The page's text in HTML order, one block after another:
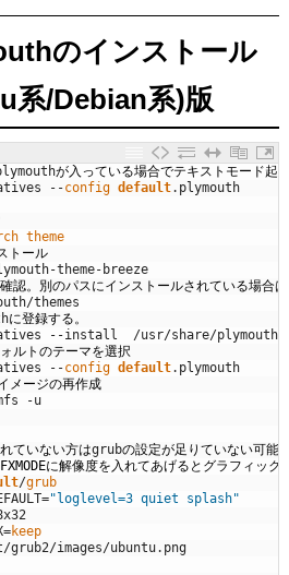
のインストール
系/Debian系)版
が入っている場合でテキストモード起
--config default. plymouth
theme
トール
-theme- breeze
認。別のパスにインストールされている場合
/themes
に登録する。
--install /usr/share/plymouth/
ルトのテーマを選択
--config default. plymouth
メージの再作成
-u
ていない方はgrubの設定が足りていない可能
に解像度を入れてあげるとグラフィッ
/grub
="loglevel=3 quiet splash"
=keep
/grub2/images/ubuntu. png